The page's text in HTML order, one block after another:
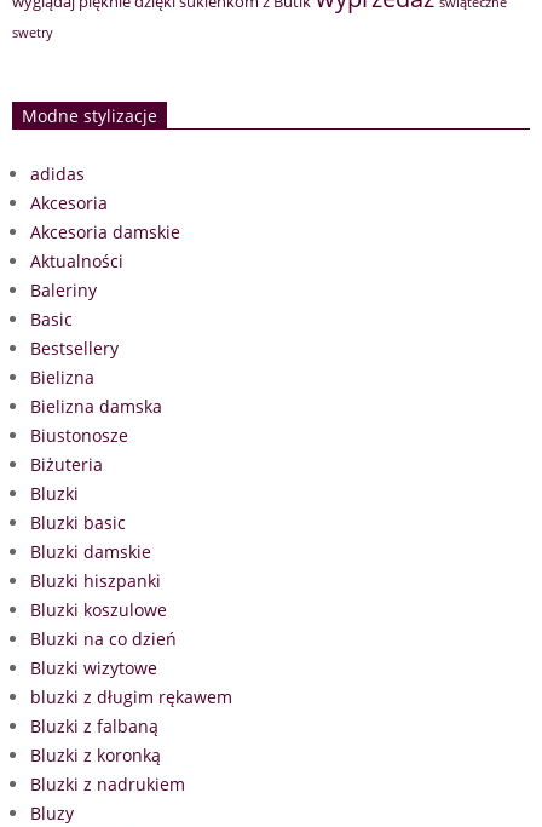
swetry
Modne stylizacje
adidas
Akcesoria
Akcesoria damskie
Aktualności
Baleriny
Basic
Bestsellery
Bielizna
Bielizna damska
Biustonosze
Biżuteria
Bluzki
Bluzki basic
Bluzki damskie
Bluzki hiszpanki
Bluzki koszulowe
Bluzki na co dzień
Bluzki wizytowe
bluzki z długim rękawem
Bluzki z falbaną
Bluzki z koronką
Bluzki z nadrukiem
Bluzy